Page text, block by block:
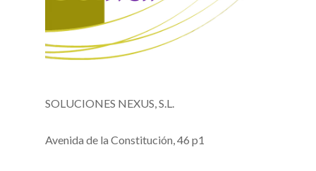
SOLUCIONES NEXUS, S.L.
Avenida de la Constitución, 46 p1